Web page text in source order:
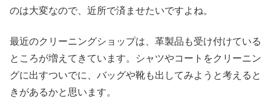
のは大変なので、近所で済ませたいですよね。
最近のクリーニングショップは、革製品も受け付けている
ところが増えてきています。シャツやコートをクリーニン
グに出すついでに、バッグや靴も出してみようと考えると
きがあるかと思います。